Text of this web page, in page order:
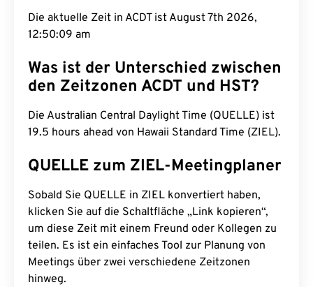
Die aktuelle Zeit in ACDT ist August 7th 2026,
12:50:10 am
Was ist der Unterschied zwischen
den Zeitzonen ACDT und HST?
Die Australian Central Daylight Time (QUELLE) ist
19.5 hours ahead von Hawaii Standard Time (ZIEL).
QUELLE zum ZIEL-Meetingplaner
Sobald Sie QUELLE in ZIEL konvertiert haben,
klicken Sie auf die Schaltfläche „Link kopieren“,
um diese Zeit mit einem Freund oder Kollegen zu
teilen. Es ist ein einfaches Tool zur Planung von
Meetings über zwei verschiedene Zeitzonen
hinweg.